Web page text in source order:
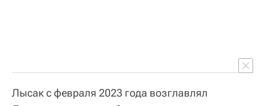
Лысак с февраля 2023 года возглавлял